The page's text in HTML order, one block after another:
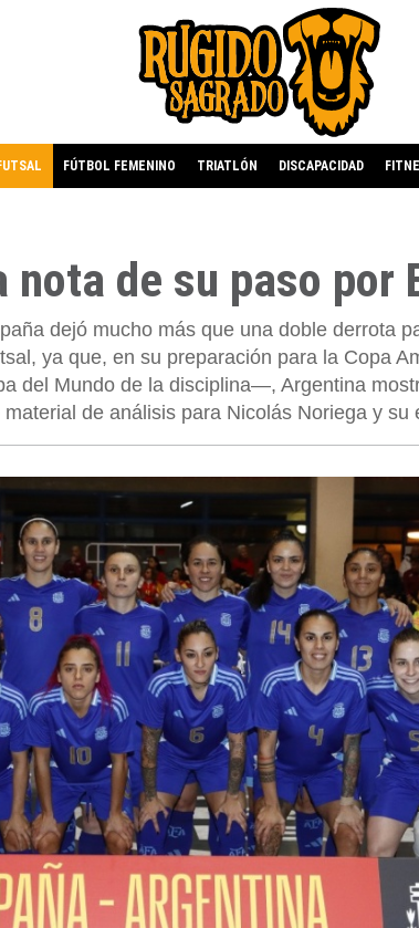
FÚTBOL FEMENINO TRIATLÓN DISCAPACIDAD
de su paso por
dejó mucho más que una doble derrota
ya que, en su preparación para la Copa
del Mundo de la disciplina—, Argentina
de análisis para Nicolás Noriega y su